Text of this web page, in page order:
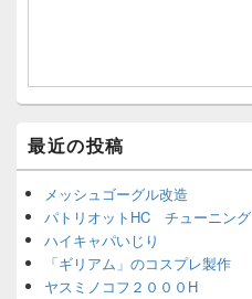
最近の投稿
メッシュゴーグル改造
パトリオットHC チューニング
ハイキャパいじり
「ギリアム」のコスプレ製作
ヤスミノコフ２０００H